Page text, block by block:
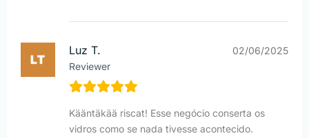
Luz T.
Reviewer
02/06/2025
Kääntäkää riscat! Esse negócio conserta os
vidros como se nada tivesse acontecido.